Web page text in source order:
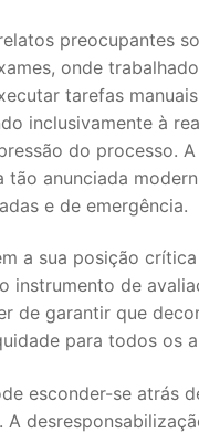
preocupantes
onde
tarefas
inclusivamente à
do processo.
tão anunciada
e de emergência.
a sua posição
instrumento de
de garantir que
para todos os
esconder-se atrás
A